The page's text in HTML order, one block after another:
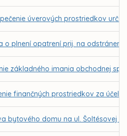
úverových prostriedkov
o plnení opatrení prij. na
základného imania obchodnej
finančných prostriedkov za
bytového domu na ul. Šoltésovej 11,